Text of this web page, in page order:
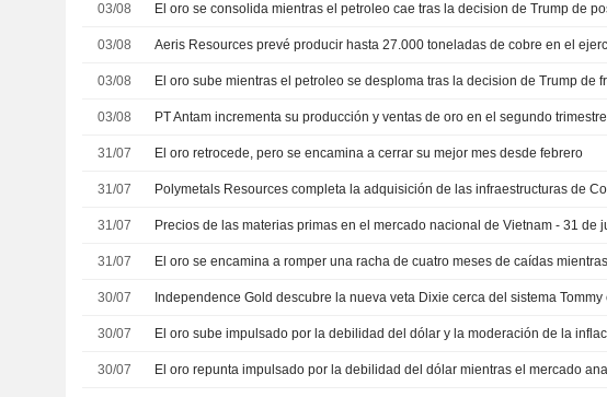
03/08
03/08
03/08
03/08 PT Antam incrementa su producción y ventas de oro en el segundo trimestre
31/07 El oro retrocede, pero se encamina a cerrar su mejor mes desde febrero
31/07 Polymetals Resources completa la adquisición de las infraestructuras de
31/07 Precios de las materias primas en el mercado nacional de Vietnam - 31 de
31/07
30/07
30/07 El oro sube impulsado por la debilidad del dólar y la moderación de la
30/07